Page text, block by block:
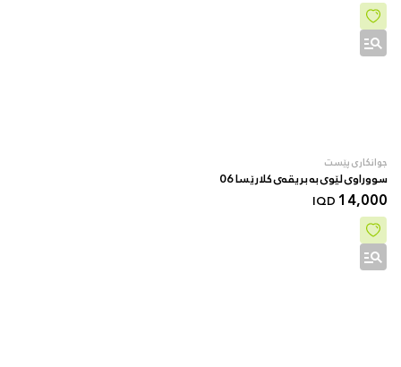
جوانکاری پێست
سووراوی لێوی بە بریقەی کلارێسا 06
14,000
IQD